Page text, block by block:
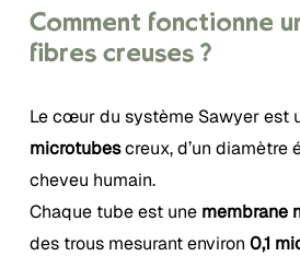
Comment fonctionne
fibres creuses ?
Le cœur du système Sawyer est
microtubescreux, d’un diamètre
cheveu humain.
Chaque tube est une membrane
des trous mesurant environ 0,1